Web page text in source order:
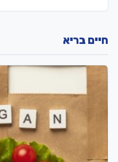
חיים בריא